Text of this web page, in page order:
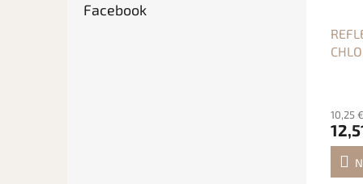
Facebook
10,25